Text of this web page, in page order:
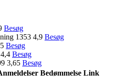
Besøg
1353 4,9 Besøg
Besøg
Besøg
3,65 Besøg
Bedømmelse Link